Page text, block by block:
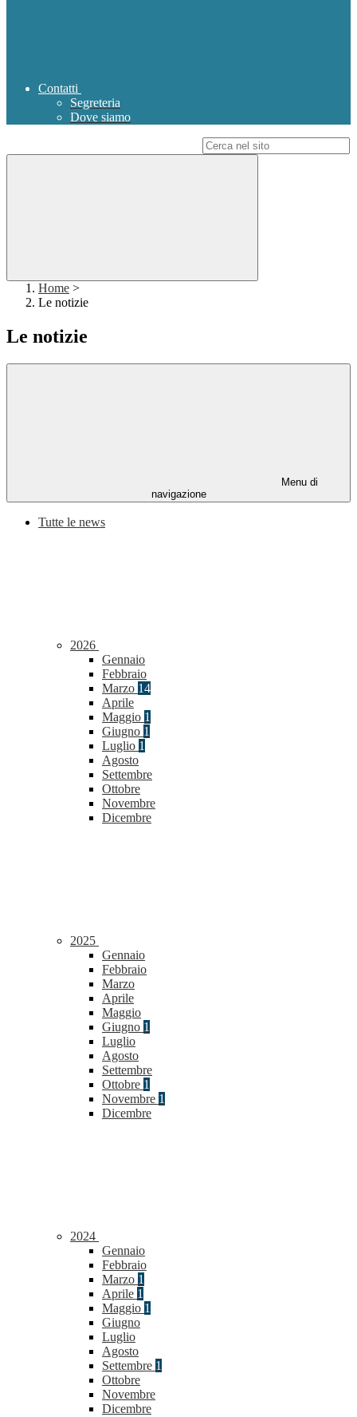
Contatti
Segreteria
Dove siamo
Home >
Le notizie
Le notizie
Menu di
navigazione
Tutte le news
2026
Gennaio
Febbraio
Marzo 14
Aprile
Maggio 1
Giugno 1
Luglio 1
Agosto
Settembre
Ottobre
Novembre
Dicembre
2025
Gennaio
Febbraio
Marzo
Aprile
Maggio
Giugno 1
Luglio
Agosto
Settembre
Ottobre 1
Novembre 1
Dicembre
2024
Gennaio
Febbraio
Marzo 1
Aprile 1
Maggio 1
Giugno
Luglio
Agosto
Settembre 1
Ottobre
Novembre
Dicembre